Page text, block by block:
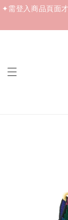
✦需登入商品頁面